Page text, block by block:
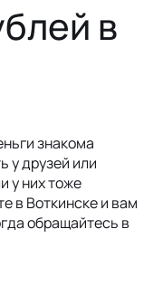
в
знакома
у друзей или
у них тоже
в Воткинске и вам
обращайтесь в